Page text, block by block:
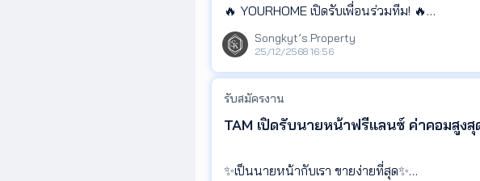
🔥 YOURHOME เปิดรับเพื่อนร่วมทีม! 🔥
ใครที่หลงรักเทคโนโลยีและอสังหาริมทรัพย์ อย่าพล
งของทีมงานที่อบอุ่นและเต็มไปด้วยพลังบวกในสภ
Songkyt’s.Property
25/12/2568 16:56
รับสมัครงาน
TAM เปิดรับนายหน้าฟรีแลนซ์ ค่าคอมสูง
✨เป็นนายหน้ากับเรา ขายง่ายที่สุด✨